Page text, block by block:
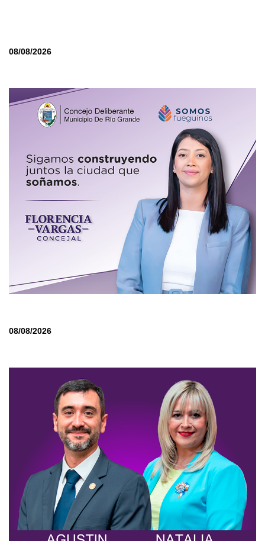
08/08/2026
08/08/2026